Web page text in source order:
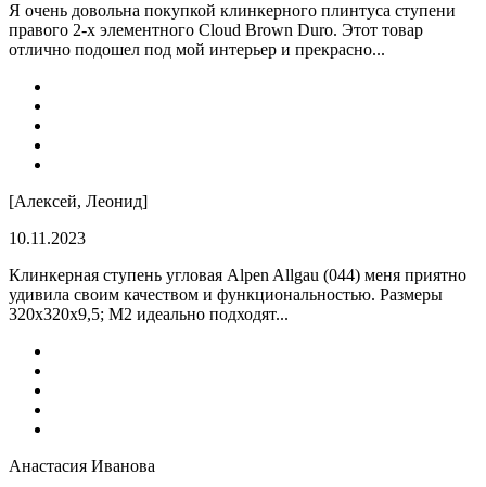
Я очень довольна покупкой клинкерного плинтуса ступени
правого 2-х элементного Cloud Brown Duro. Этот товар
отлично подошел под мой интерьер и прекрасно...
[Алексей, Леонид]
10.11.2023
Клинкерная ступень угловая Alpen Allgau (044) меня приятно
удивила своим качеством и функциональностью. Размеры
320x320x9,5; M2 идеально подходят...
Анастасия Иванова